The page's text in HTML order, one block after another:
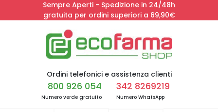
Sempre Aperti - Spedizione in 24/48h
gratuita per ordini superiori a 69,90€
Ordini telefonici e assistenza clienti
800 926 054
Numero verde gratuito
342 8269219
Numero WhatsApp